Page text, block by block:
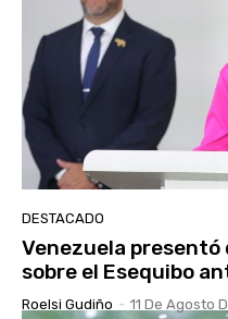
DESTACADO
Venezuela
sobre el Esequibo
Roelsi Gudiño - 11 De Agosto